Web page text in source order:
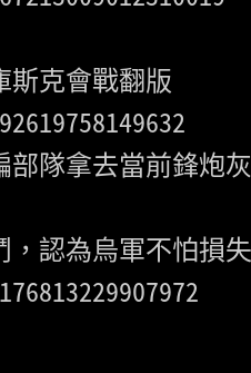
隊拿去當前鋒炮灰